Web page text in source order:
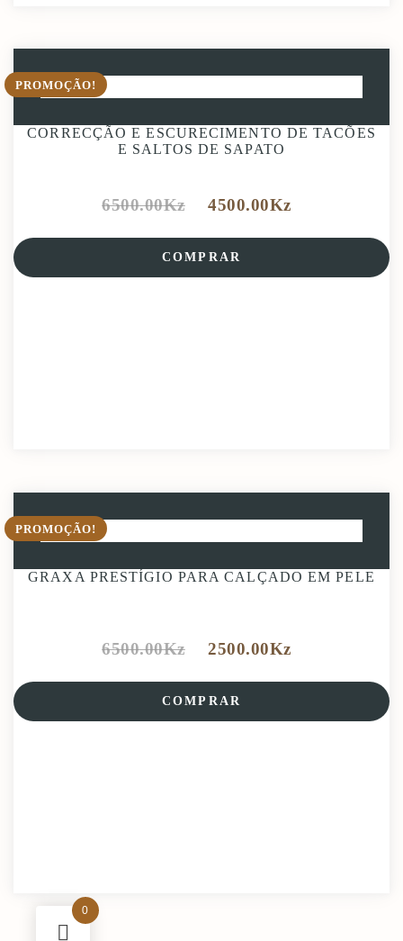
PROMOÇÃO!
CORRECÇÃO E ESCURECIMENTO DE TACÕES
E SALTOS DE SAPATO
6500.00Kz 4500.00Kz
COMPRAR
PROMOÇÃO!
GRAXA PRESTÍGIO PARA CALÇADO EM PELE
6500.00Kz 2500.00Kz
COMPRAR
0